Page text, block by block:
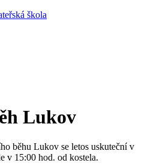
škola
Lukov
běhu Lukov se letos uskuteční v
v 15:00 hod. od kostela.